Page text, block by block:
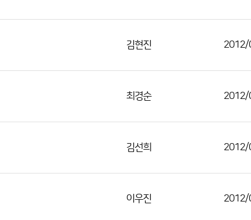
김현진 2012/
최경순 2012/
김선희 2012/
이우진 2012/